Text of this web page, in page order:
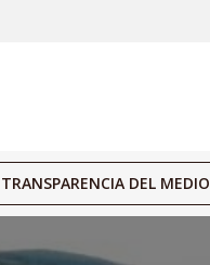
TRANSPARENCIA DEL MEDIO